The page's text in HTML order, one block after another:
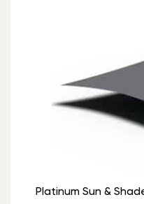
Platinum Sun &